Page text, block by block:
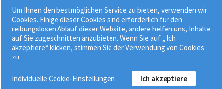
neben den Bestimmungen des Bundesrahmentarifvertrages (
BRTV-Baugewerbe ) für gew...
Um Ihnen den bestmöglichen Service zu bieten, verwenden wir
Cookies. Einige dieser Cookies sind erforderlich für den
reibungslosen Ablauf dieser Website, andere helfen uns, Inhalte
auf Sie zugeschnitten anzubieten. Wenn Sie auf „ Ich
akzeptiere“ klicken, stimmen Sie der Verwendung von Cookies
zu.
Individuelle Cookie-Einstellungen Ich akzeptiere